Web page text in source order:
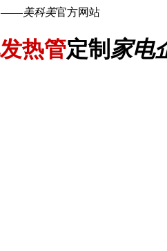
——美科美官方网站
热管定制家电